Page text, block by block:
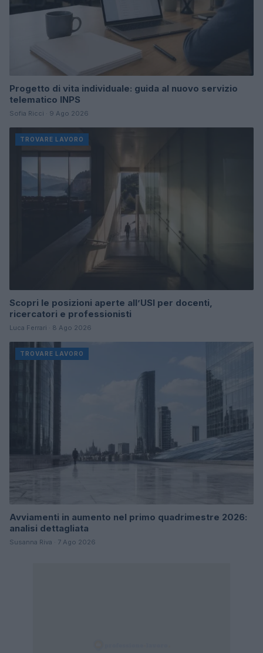
Progetto di vita individuale: guida al nuovo servizio
telematico INPS
Sofia Ricci · 9 Ago 2026
TROVARE LAVORO
Scopri le posizioni aperte all’USI per docenti,
ricercatori e professionisti
Luca Ferrari · 8 Ago 2026
TROVARE LAVORO
Avviamenti in aumento nel primo quadrimestre 2026:
analisi dettagliata
Susanna Riva · 7 Ago 2026